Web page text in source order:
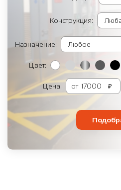
Конструкция:
Назначение:
Цвет:
Цена: от ₽